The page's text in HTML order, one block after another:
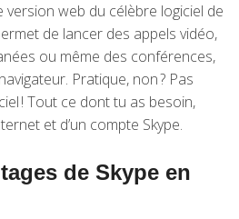
version web du célèbre logiciel de
de lancer des appels vidéo,
ou même des conférences,
Pratique, non ? Pas
! Tout ce dont tu as besoin,
et d’un compte Skype.
de Skype en